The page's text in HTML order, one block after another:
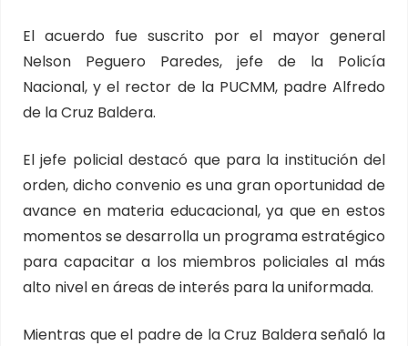
El acuerdo fue suscrito por el mayor general
Nelson Peguero Paredes, jefe de la Policía
Nacional, y el rector de la PUCMM, padre Alfredo
de la Cruz Baldera.
El jefe policial destacó que para la institución del
orden, dicho convenio es una gran oportunidad de
avance en materia educacional, ya que en estos
momentos se desarrolla un programa estratégico
para capacitar a los miembros policiales al más
alto nivel en áreas de interés para la uniformada.
Mientras que el padre de la Cruz Baldera señaló la